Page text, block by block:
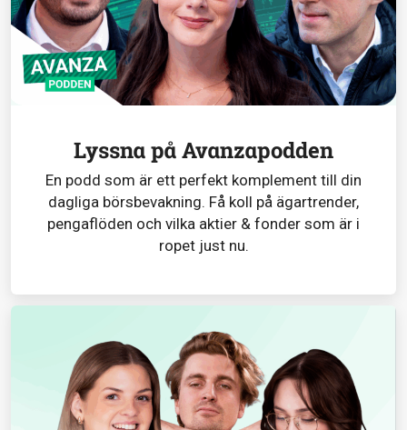
Lyssna på Avanzapodden
En podd som är ett perfekt komplement till din
dagliga börsbevakning. Få koll på ägartrender,
pengaflöden och vilka aktier & fonder som är i
ropet just nu.